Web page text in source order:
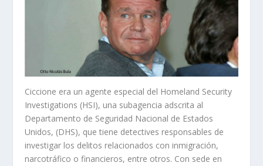
Ciccione era un agente especial del Homeland Security
Investigations (HSI), una subagencia adscrita al
Departamento de Seguridad Nacional de Estados
Unidos, (DHS), que tiene detectives responsables de
investigar los delitos relacionados con inmigración,
narcotráfico o financieros, entre otros. Con sede en